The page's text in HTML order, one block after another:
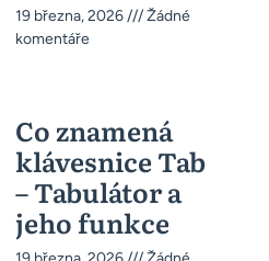
19 března, 2026
Žádné
komentáře
Co znamená
klávesnice Tab
– Tabulátor a
jeho funkce